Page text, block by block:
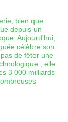
bien que
depuis un
Aujourd'hui,
célèbre son
de fêter une
; elle
3 000 milliards